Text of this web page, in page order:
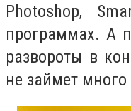
Photoshop,
программах. А
развороты в
не займет